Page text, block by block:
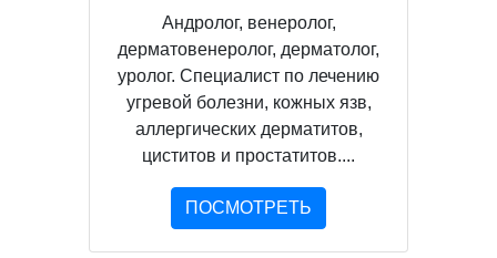
Андролог, венеролог,
дерматовенеролог, дерматолог,
уролог. Специалист по лечению
угревой болезни, кожных язв,
аллергических дерматитов,
циститов и простатитов....
ПОСМОТРЕТЬ